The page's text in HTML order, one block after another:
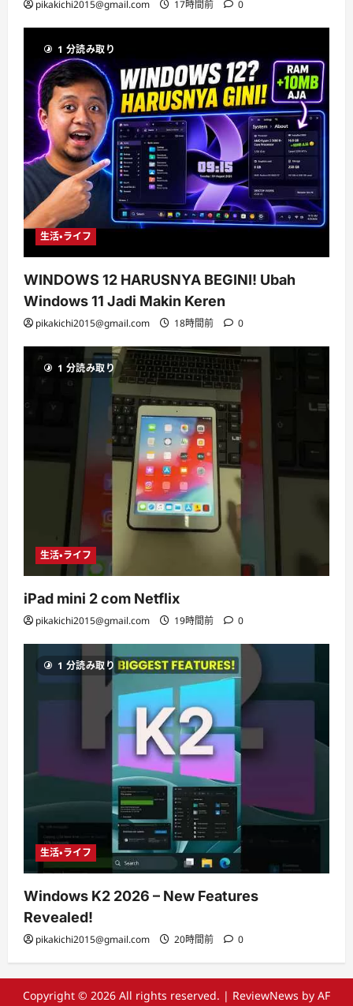
pikakichi2015@gmail.com 17時間前 0
1 分読み取り
生活・ライフ
WINDOWS 12 HARUSNYA BEGINI! Ubah
Windows 11 Jadi Makin Keren
pikakichi2015@gmail.com 18時間前 0
1 分読み取り
生活・ライフ
iPad mini 2 com Netflix
pikakichi2015@gmail.com 19時間前 0
1 分読み取り
生活・ライフ
Windows K2 2026 – New Features
Revealed!
pikakichi2015@gmail.com 20時間前 0
Copyright © 2026 All rights reserved. | ReviewNews by AF